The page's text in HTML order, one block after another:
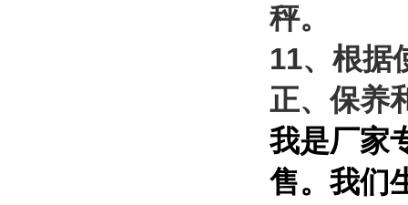
秤。
11、根据
正、保养
我是厂家
售。我们